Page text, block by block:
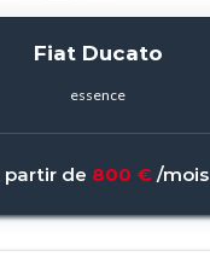
Fiat Ducato
essence
partir de 800 € /mois